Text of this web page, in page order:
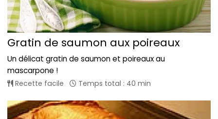
Gratin de saumon aux poireaux
Un délicat gratin de saumon et poireaux au
mascarpone !
Recette facile Temps total : 40 min